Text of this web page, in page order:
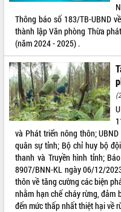
Thông báo số 183/TB-UBND
thành lập Văn phòng Thừa
(năm 2024 - 2025) .
và Phát triển nông thôn;
quân sự tỉnh; Bộ chỉ huy bộ
thanh và Truyền hình tỉnh;
8907/BNN-KL ngày 06/12/
thôn về tăng cường các biện
nhằm hạn chế cháy rừng, đảm
đến mức thấp nhất thiệt hại về